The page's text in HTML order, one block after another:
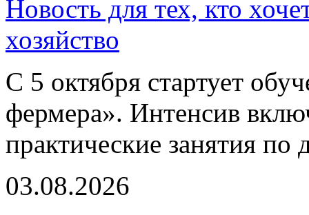
Новость для тех, кто
хозяйство
С 5 октября стартует
фермера». Интенсив
практические занятия по
03.08.2026